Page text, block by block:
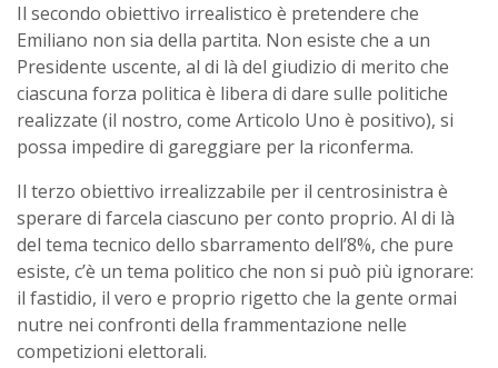
Il secondo obiettivo irrealistico è pretendere che
Emiliano non sia della partita. Non esiste che a un
Presidente uscente, al di là del giudizio di merito che
ciascuna forza politica è libera di dare sulle politiche
realizzate (il nostro, come Articolo Uno è positivo), si
possa impedire di gareggiare per la riconferma.
Il terzo obiettivo irrealizzabile per il centrosinistra è
sperare di farcela ciascuno per conto proprio. Al di là
del tema tecnico dello sbarramento dell’8%, che pure
esiste, c’è un tema politico che non si può più ignorare:
il fastidio, il vero e proprio rigetto che la gente ormai
nutre nei confronti della frammentazione nelle
competizioni elettorali.